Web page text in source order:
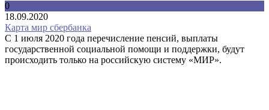
0
18.09.2020
Карта мир сбербанка
С 1 июля 2020 года перечисление пенсий, выплаты
государственной социальной помощи и поддержки, будут
происходить только на российскую систему «МИР».